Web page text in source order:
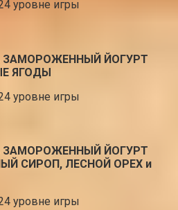
уровне игры
ЗАМОРОЖЕННЫЙ ЙОГУРТ
ЯГОДЫ
уровне игры
ЗАМОРОЖЕННЫЙ ЙОГУРТ
СИРОП, ЛЕСНОЙ ОРЕХ и
уровне игры